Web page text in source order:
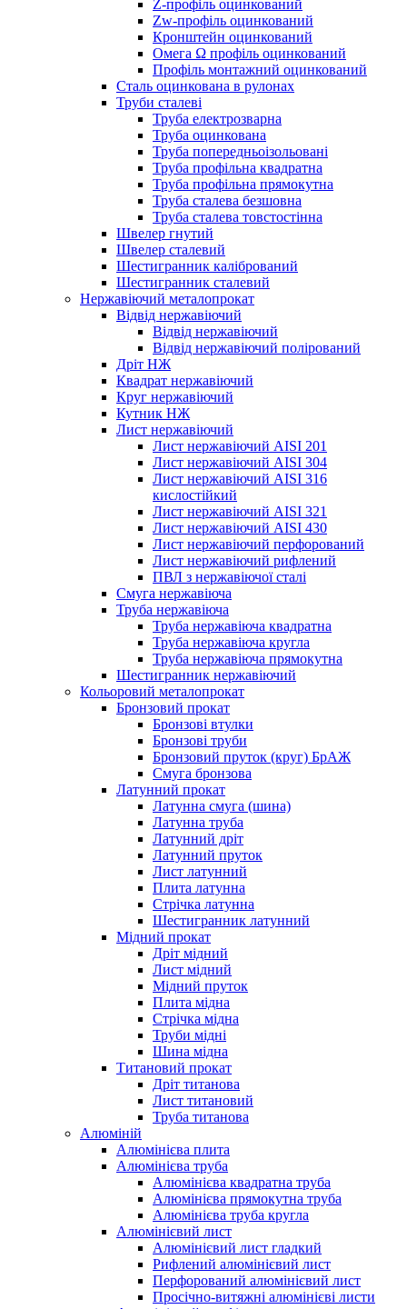
Z-профіль оцинкований
Zw-профіль оцинкований
Кронштейн оцинкований
Омега Ω профіль оцинкований
Профіль монтажний оцинкований
Сталь оцинкована в рулонах
Труби сталеві
Труба електрозварна
Труба оцинкована
Труба попередньоізольовані
Труба профільна квадратна
Труба профільна прямокутна
Труба сталева безшовна
Труба сталева товстостінна
Швелер гнутий
Швелер сталевий
Шестигранник калібрований
Шестигранник сталевий
Нержавіючий металопрокат
Відвід нержавіючий
Відвід нержавіючий
Відвід нержавіючий полірований
Дріт НЖ
Квадрат нержавіючий
Круг нержавіючий
Кутник НЖ
Лист нержавіючий
Лист нержавіючий AISI 201
Лист нержавіючий AISI 304
Лист нержавіючий AISI 316
кислостійкий
Лист нержавіючий AISI 321
Лист нержавіючий AISI 430
Лист нержавіючий перфорований
Лист нержавіючий рифлений
ПВЛ з нержавіючої сталі
Смуга нержавіюча
Труба нержавіюча
Труба нержавіюча квадратна
Труба нержавіюча кругла
Труба нержавіюча прямокутна
Шестигранник нержавіючий
Кольоровий металопрокат
Бронзовий прокат
Бронзові втулки
Бронзові труби
Бронзовий пруток (круг) БрАЖ
Смуга бронзова
Латунний прокат
Латунна смуга (шина)
Латунна труба
Латунний дріт
Латунний пруток
Лист латунний
Плита латунна
Стрічка латунна
Шестигранник латунний
Мідний прокат
Дріт мідний
Лист мідний
Мідний пруток
Плита мідна
Стрічка мідна
Труби мідні
Шина мідна
Титановий прокат
Дріт титанова
Лист титановий
Труба титанова
Алюміній
Алюмінієва плита
Алюмінієва труба
Алюмінієва квадратна труба
Алюмінієва прямокутна труба
Алюмінієва труба кругла
Алюмінієвий лист
Алюмінієвий лист гладкий
Рифлений алюмінієвий лист
Перфорований алюмінієвий лист
Просічно-витяжні алюмінієві листи